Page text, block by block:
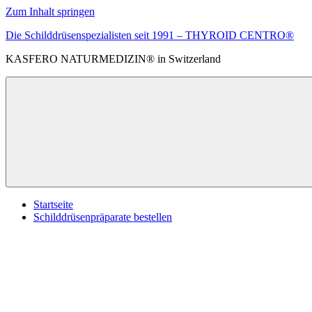
Zum Inhalt springen
Die Schilddrüsenspezialisten seit 1991 – THYROID CENTRO®
KASFERO NATURMEDIZIN® in Switzerland
Startseite
Schilddrüsenpräparate bestellen